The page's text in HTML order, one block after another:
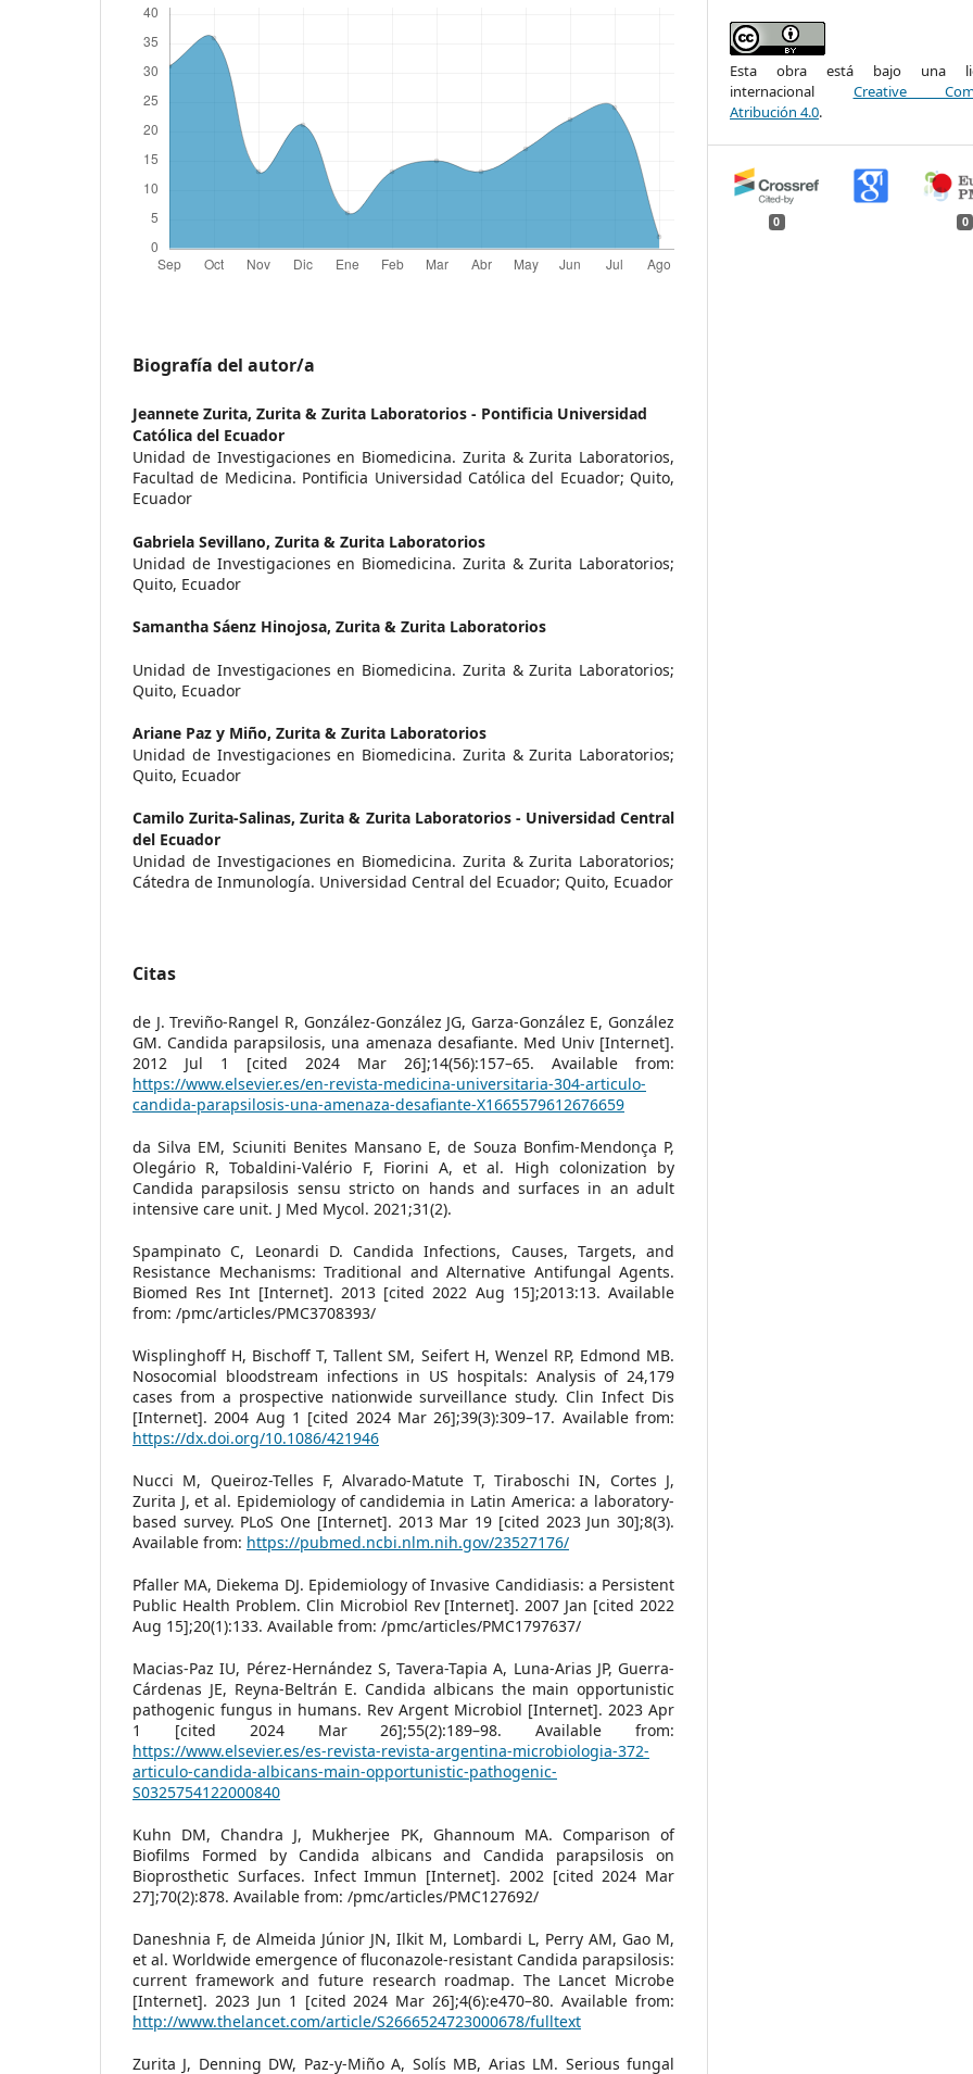
Biografía del autor/a
Jeannete Zurita, Zurita & Zurita Laboratorios - Pontificia Universidad
Católica del Ecuador
Unidad de Investigaciones en Biomedicina. Zurita & Zurita Laboratorios,
Facultad de Medicina. Pontificia Universidad Católica del Ecuador; Quito,
Ecuador
Gabriela Sevillano, Zurita & Zurita Laboratorios
Unidad de Investigaciones en Biomedicina. Zurita & Zurita Laboratorios;
Quito, Ecuador
Samantha Sáenz Hinojosa, Zurita & Zurita Laboratorios
Unidad de Investigaciones en Biomedicina. Zurita & Zurita Laboratorios;
Quito, Ecuador
Ariane Paz y Miño, Zurita & Zurita Laboratorios
Unidad de Investigaciones en Biomedicina. Zurita & Zurita Laboratorios;
Quito, Ecuador
Camilo Zurita-Salinas,Zurita & Zurita Laboratorios - Universidad Central
del Ecuador
Unidad de Investigaciones en Biomedicina. Zurita & Zurita Laboratorios;
Cátedra de Inmunología. Universidad Central del Ecuador; Quito, Ecuador
Citas
de J. Treviño-Rangel R, González-González JG, Garza-González E, González
GM. Candida parapsilosis, una amenaza desafiante. Med Univ [Internet].
2012 Jul 1 [cited 2024 Mar 26];14(56):157–65. Available from:
https://www.elsevier.es/en-revista-medicina-universitaria-304-articulo-
candida-parapsilosis-una-amenaza-desafiante-X1665579612676659
da Silva EM, Sciuniti Benites Mansano E, de Souza Bonfim-Mendonça P,
Olegário R, Tobaldini-Valério F, Fiorini A, et al. High colonization by
Candida parapsilosis sensu stricto on hands and surfaces in an adult
intensive care unit. J Med Mycol. 2021;31(2).
Spampinato C, Leonardi D. Candida Infections, Causes, Targets, and
Resistance Mechanisms: Traditional and Alternative Antifungal Agents.
Biomed Res Int [Internet]. 2013 [cited 2022 Aug 15];2013:13. Available
from: /pmc/articles/PMC3708393/
Wisplinghoff H, Bischoff T, Tallent SM, Seifert H, Wenzel RP, Edmond MB.
Nosocomial bloodstream infections in US hospitals: Analysis of 24,179
cases from a prospective nationwide surveillance study. Clin Infect Dis
[Internet]. 2004 Aug 1 [cited 2024 Mar 26];39(3):309–17. Available from:
https://dx.doi.org/10.1086/421946
Nucci M, Queiroz-Telles F, Alvarado-Matute T, Tiraboschi IN, Cortes J,
Zurita J, et al. Epidemiology of candidemia in Latin America: a laboratory-
based survey. PLoS One [Internet]. 2013 Mar 19 [cited 2023 Jun 30];8(3).
Available from: https://pubmed.ncbi.nlm.nih.gov/23527176/
Pfaller MA, Diekema DJ. Epidemiology of Invasive Candidiasis: a Persistent
Public Health Problem. Clin Microbiol Rev [Internet]. 2007 Jan [cited 2022
Aug 15];20(1):133. Available from: /pmc/articles/PMC1797637/
Macias-Paz IU, Pérez-Hernández S, Tavera-Tapia A, Luna-Arias JP, Guerra-
Cárdenas JE, Reyna-Beltrán E. Candida albicans the main opportunistic
pathogenic fungus in humans. Rev Argent Microbiol [Internet]. 2023 Apr
1 [cited 2024 Mar 26];55(2):189–98. Available from:
https://www.elsevier.es/es-revista-revista-argentina-microbiologia-372-
articulo-candida-albicans-main-opportunistic-pathogenic-
S0325754122000840
Kuhn DM, Chandra J, Mukherjee PK, Ghannoum MA. Comparison of
Biofilms Formed by Candida albicans and Candida parapsilosis on
Bioprosthetic Surfaces. Infect Immun [Internet]. 2002 [cited 2024 Mar
27];70(2):878. Available from: /pmc/articles/PMC127692/
Daneshnia F, de Almeida Júnior JN, Ilkit M, Lombardi L, Perry AM, Gao M,
et al. Worldwide emergence of fluconazole-resistant Candida parapsilosis:
current framework and future research roadmap. The Lancet Microbe
[Internet]. 2023 Jun 1 [cited 2024 Mar 26];4(6):e470–80. Available from:
http://www.thelancet.com/article/S2666524723000678/fulltext
Zurita J, Denning DW, Paz-y-Miño A, Solís MB, Arias LM. Serious fungal
Esta obra está bajo una
internacional Creative
Atribución 4.0.
0 0